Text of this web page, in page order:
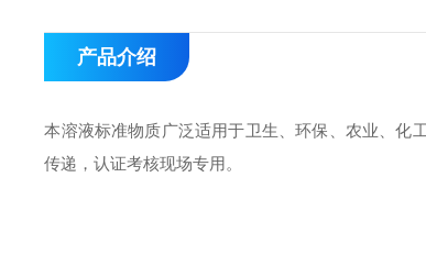
产品介绍
本溶液标准物质广泛适用于卫生、环保、农业、化
传递，认证考核现场专用。